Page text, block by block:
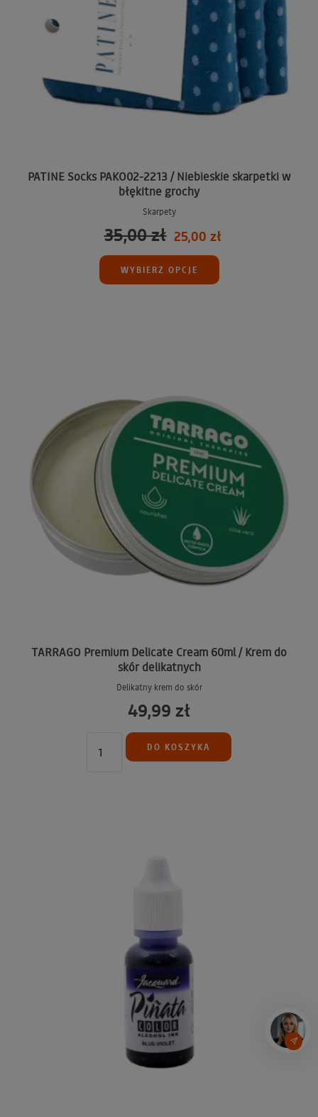
PATINE Socks PAKO02-2213 / Niebieskie skarpetki w
błękitne grochy
Skarpety
35,00 zł 25,00 zł
WYBIERZ OPCJE
TARRAGO Premium Delicate Cream 60ml / Krem do
skór delikatnych
Delikatny krem do skór
49,99 zł
DO KOSZYKA